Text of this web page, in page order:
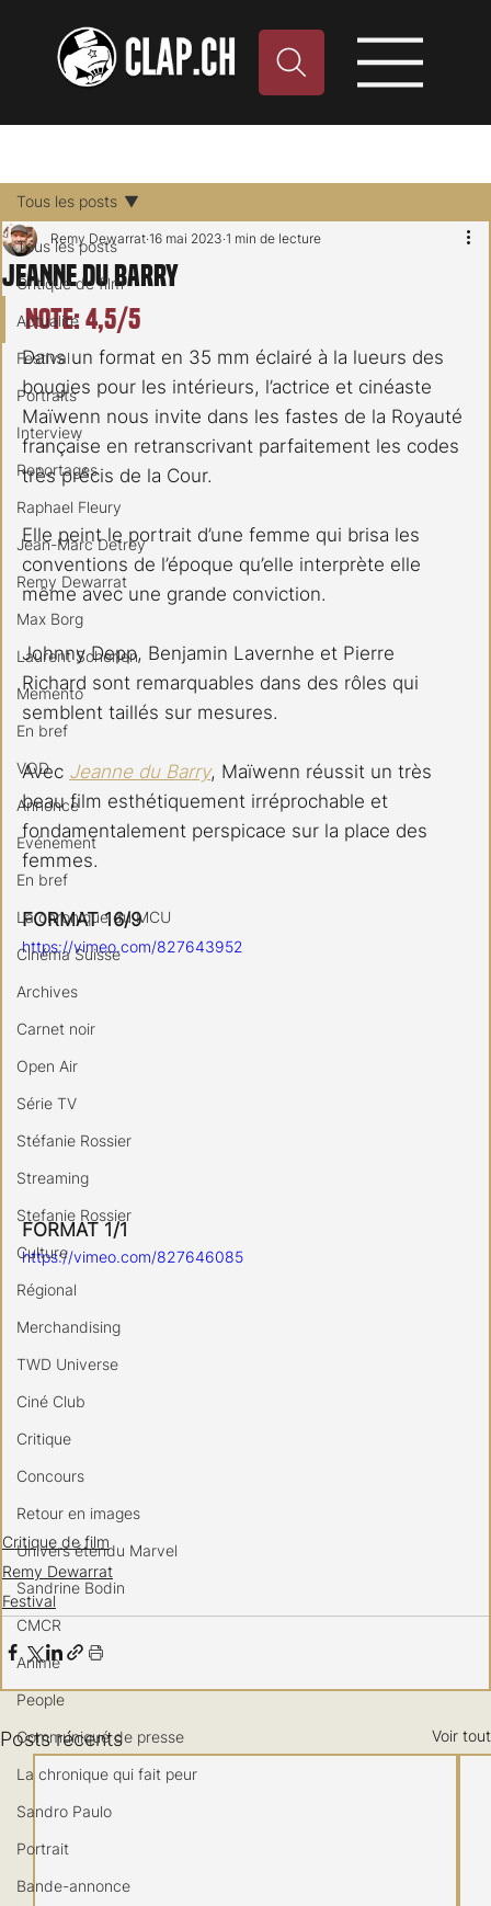
Tous les posts
Critique de film
Actualité
Festival
Portraits
Interview
Reportages
Raphael Fleury
Jean-Marc Detrey
Remy Dewarrat
Max Borg
Laurent Scherlen
Memento
En bref
VOD
Annonce
Evénement
En bref
La chronique du MCU
Cinéma Suisse
Archives
Carnet noir
Open Air
Série TV
Stéfanie Rossier
Streaming
Stefanie Rossier
Culture
Régional
Merchandising
TWD Universe
Ciné Club
Critique
Concours
Retour en images
Univers étendu Marvel
Sandrine Bodin
CMCR
Anime
People
Communiqué de presse
La chronique qui fait peur
Sandro Paulo
Portrait
Bande-annonce
Tous les posts
Jeanne du Barry
Remy Dewarrat 16 mai 2023 1 min de lecture
Note: 4,5/5
Dans un format en 35 mm éclairé à la lueurs des
bougies pour les intérieurs, l’actrice et cinéaste
Maïwenn nous invite dans les fastes de la Royauté
française en retranscrivant parfaitement les codes
très précis de la Cour.
Elle peint le portrait d’une femme qui brisa les
conventions de l’époque qu’elle interprète elle
même avec une grande conviction.
Johnny Depp, Benjamin Lavernhe et Pierre
Richard sont remarquables dans des rôles qui
semblent taillés sur mesures.
Avec Jeanne du Barry, Maïwenn réussit un très
beau film esthétiquement irréprochable et
fondamentalement perspicace sur la place des
femmes.
FORMAT 16/9
https://vimeo.com/827643952
FORMAT 1/1
https://vimeo.com/827646085
Critique de film
Remy Dewarrat
Festival
Posts récents Voir tout